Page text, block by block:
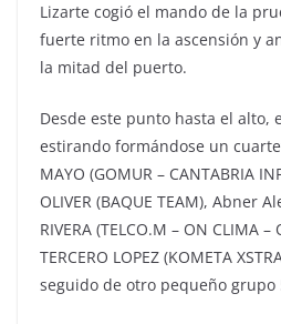
Lizarte cogió el mando de la
fuerte ritmo en la ascensión y
la mitad del puerto.
Desde este punto hasta el alto,
estirando formándose un
MAYO (GOMUR – CANTABRIA
OLIVER (BAQUE TEAM), Abner
RIVERA (TELCO.M – ON CLIMA
TERCERO LOPEZ (KOMETA
seguido de otro pequeño grupo